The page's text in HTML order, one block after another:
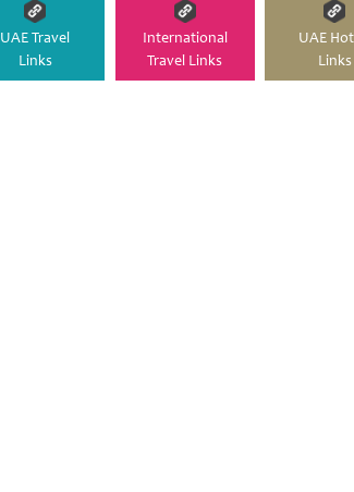
UAE Travel
Links
International
Travel Links
UAE
Links